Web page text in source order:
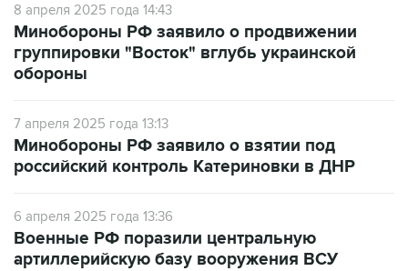
8 апреля 2025 года 14:43
Минобороны РФ заявило о продвижении
группировки "Восток" вглубь украинской
обороны
7 апреля 2025 года 13:13
Минобороны РФ заявило о взятии под
российский контроль Катериновки в ДНР
6 апреля 2025 года 13:36
Военные РФ поразили центральную
артиллерийскую базу вооружения ВСУ